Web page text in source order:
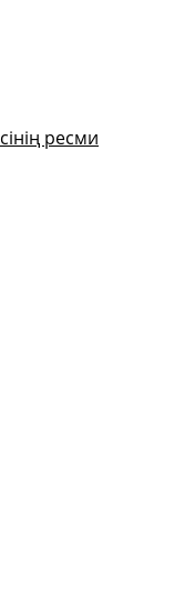
ресми